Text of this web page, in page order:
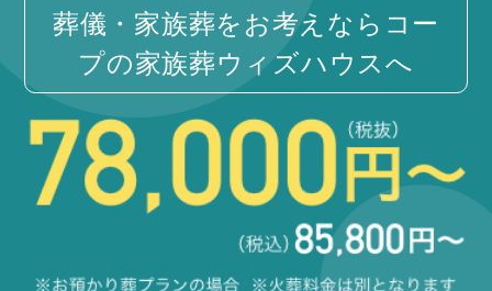
葬儀・家族葬をお考えならコー
プの家族葬ウィズハウスへ